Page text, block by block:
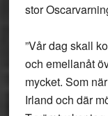
stor
”Vår dag skall
och emellanåt
mycket. Som
Irland och där